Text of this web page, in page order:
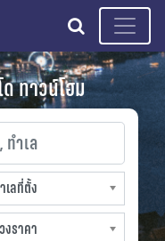
search
ทาวน์โฮม
ล
เลที่ตั้ง
งราคา